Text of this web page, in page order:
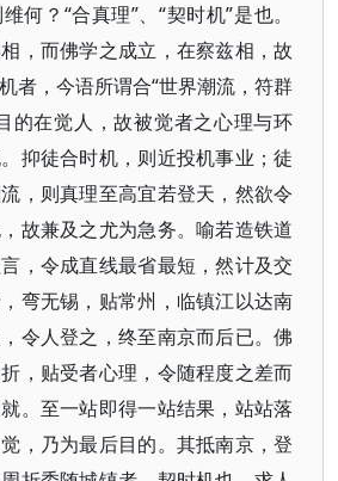
何？“合真理”、“契时机”是也。
，而佛学之成立，在察兹相，故
者，今语所谓合“世界潮流，符群
的在觉人，故被觉者之心理与环
抑徒合时机，则近投机事业；徒
，则真理至高宜若登天，然欲令
故兼及之尤为急务。喻若造铁道
，令成直线最省最短，然计及交
弯无锡，贴常州，临镇江以达南
令人登之，终至南京而后已。佛
，贴受者心理，令随程度之差而
。至一站即得一站结果，站站落
，乃为最后目的。其抵南京，登